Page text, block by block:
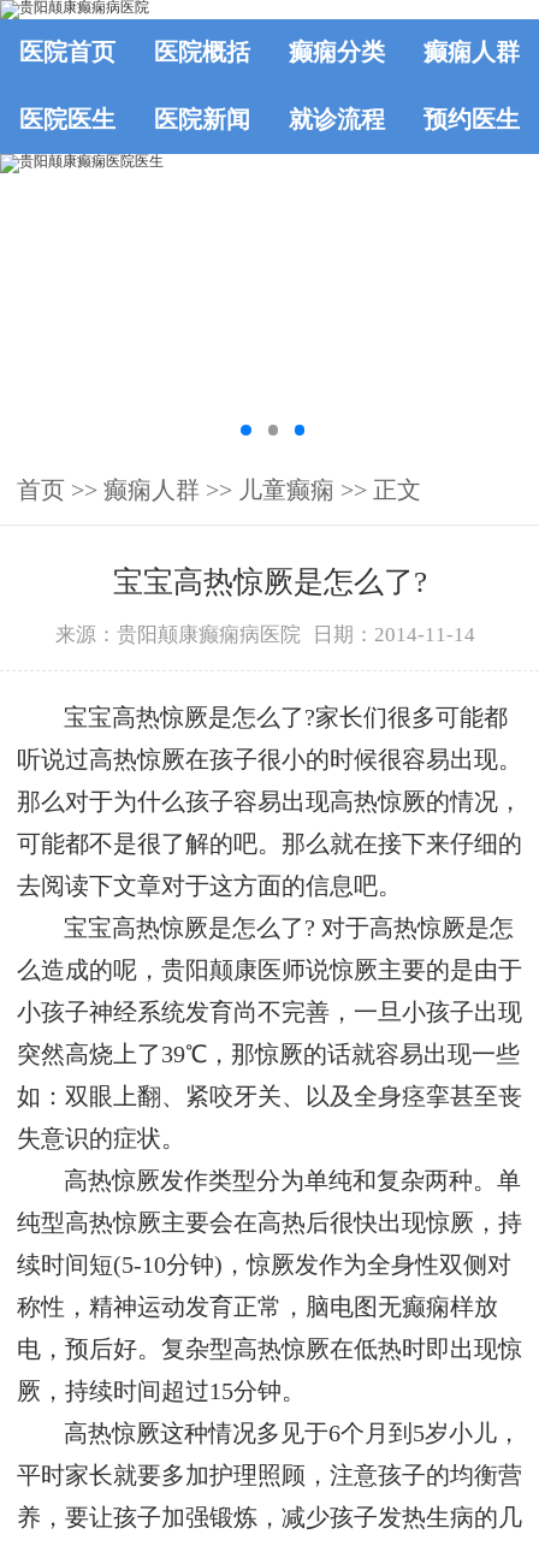
医院首页 医院概括 癫痫分类 癫痫人群
医院医生 医院新闻 就诊流程 预约医生
首页 >> 癫痫人群 >> 儿童癫痫 >> 正文
宝宝高热惊厥是怎么了?
来源：贵阳颠康癫痫病医院 日期：2014-11-14
宝宝高热惊厥是怎么了?家长们很多可能都
听说过高热惊厥在孩子很小的时候很容易出现。
那么对于为什么孩子容易出现高热惊厥的情况，
可能都不是很了解的吧。那么就在接下来仔细的
去阅读下文章对于这方面的信息吧。
宝宝高热惊厥是怎么了? 对于高热惊厥是怎
么造成的呢，贵阳颠康医师说惊厥主要的是由于
小孩子神经系统发育尚不完善，一旦小孩子出现
突然高烧上了39℃，那惊厥的话就容易出现一些
如：双眼上翻、紧咬牙关、以及全身痉挛甚至丧
失意识的症状。
高热惊厥发作类型分为单纯和复杂两种。单
纯型高热惊厥主要会在高热后很快出现惊厥，持
续时间短(5-10分钟)，惊厥发作为全身性双侧对
称性，精神运动发育正常，脑电图无癫痫样放
电，预后好。复杂型高热惊厥在低热时即出现惊
厥，持续时间超过15分钟。
高热惊厥这种情况多见于6个月到5岁小儿，
平时家长就要多加护理照顾，注意孩子的均衡营
养，要让孩子加强锻炼，减少孩子发热生病的几